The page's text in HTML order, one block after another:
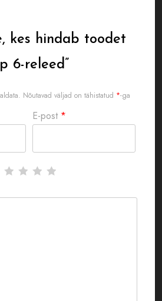
kes hindab toodet
6-releed”
Nõutavad väljad on tähistatud *-ga
E-post *